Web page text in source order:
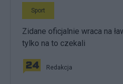
Sport
Zidane oficjalnie wraca na
tylko na to czekali
Redakcja